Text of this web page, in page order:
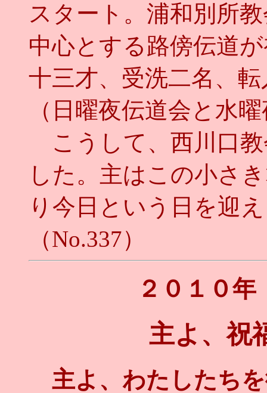
スタート。浦和別所
中心とする路傍伝道
十三才、受洗二名、
（日曜夜伝道会と水
こうして、西川口
した。主はこの小さ
り今日という日を迎
（No.337）
２０１０
主よ、祝
主よ、わたしたち